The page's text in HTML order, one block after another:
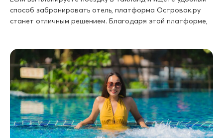
способ забронировать отель, платформа Островок.ру
станет отличным решением. Благодаря этой платформе,